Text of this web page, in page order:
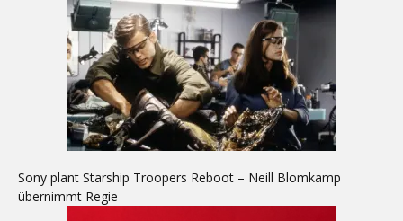
Sony plant Starship Troopers Reboot – Neill Blomkamp
übernimmt Regie